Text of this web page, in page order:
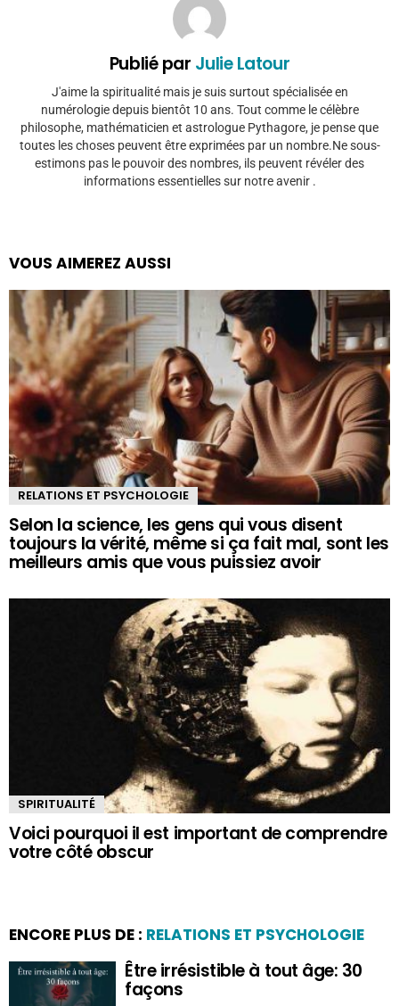
Publié par Julie Latour
J'aime la spiritualité mais je suis surtout spécialisée en
numérologie depuis bientôt 10 ans. Tout comme le célèbre
philosophe, mathématicien et astrologue Pythagore, je pense que
toutes les choses peuvent être exprimées par un nombre.Ne sous-
estimons pas le pouvoir des nombres, ils peuvent révéler des
informations essentielles sur notre avenir .
VOUS AIMEREZ AUSSI
RELATIONS ET PSYCHOLOGIE
Selon la science, les gens qui vous disent
toujours la vérité, même si ça fait mal, sont les
meilleurs amis que vous puissiez avoir
SPIRITUALITÉ
Voici pourquoi il est important de comprendre
votre côté obscur
ENCORE PLUS DE : RELATIONS ET PSYCHOLOGIE
Être irrésistible à tout âge: 30
façons